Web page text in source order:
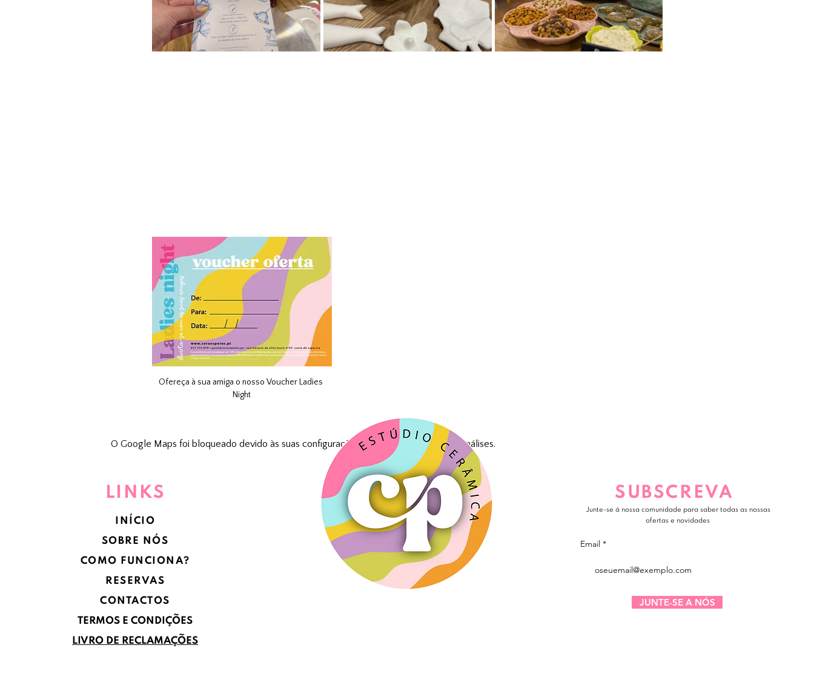
Ofereça à sua amiga o nosso Voucher Ladies
Night
O Google Maps foi bloqueado devido às suas configurações de cookies funcionais e análises.
LINKS
INÍCIO
SOBRE NÓS
COMO FUNCIONA?
RESERVAS
CONTACTOS
TERMOS E CONDIÇÕES
LIVRO DE RECLAMAÇÕES
SUBSCREVA
Junte-se à nossa comunidade para saber todas as nossas
ofertas e novidades
Email
JUNTE-SE A NÓS